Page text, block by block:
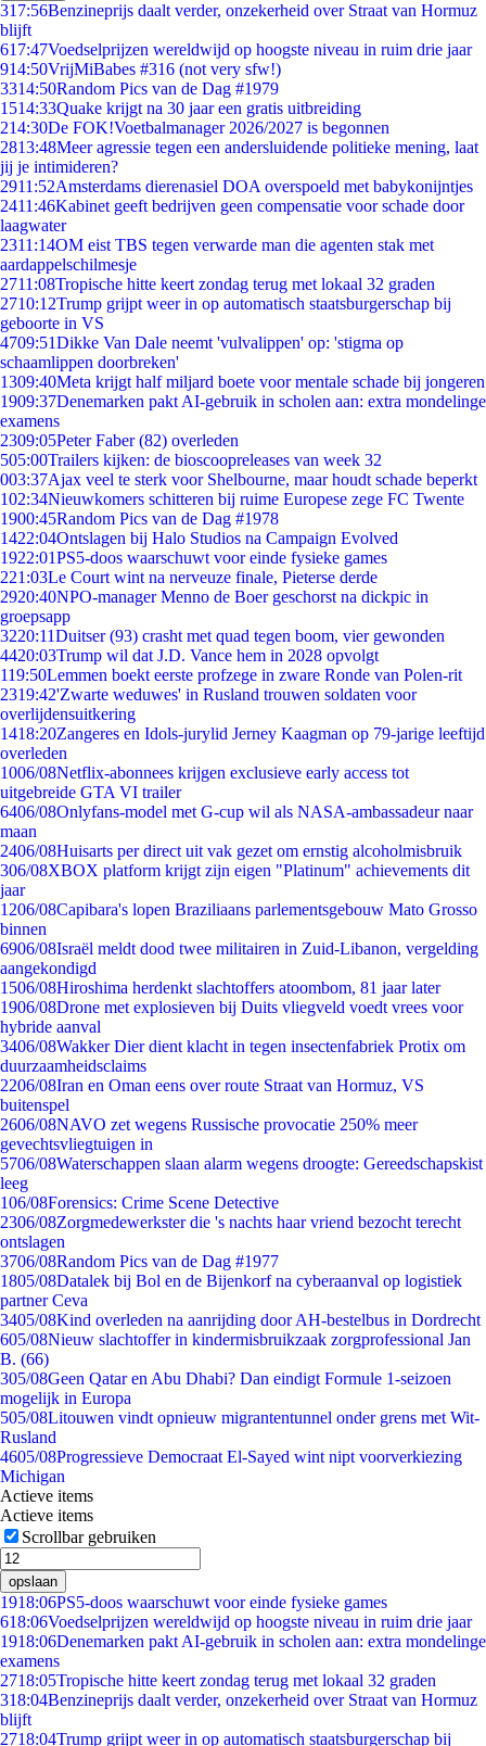
317:56Benzineprijs daalt verder, onzekerheid over Straat van Hormuz
blijft
617:47Voedselprijzen wereldwijd op hoogste niveau in ruim drie jaar
914:50VrijMiBabes #316 (not very sfw!)
3314:50Random Pics van de Dag #1979
1514:33Quake krijgt na 30 jaar een gratis uitbreiding
214:30De FOK!Voetbalmanager 2026/2027 is begonnen
2813:48Meer agressie tegen een andersluidende politieke mening, laat
jij je intimideren?
2911:52Amsterdams dierenasiel DOA overspoeld met babykonijntjes
2411:46Kabinet geeft bedrijven geen compensatie voor schade door
laagwater
2311:14OM eist TBS tegen verwarde man die agenten stak met
aardappelschilmesje
2711:08Tropische hitte keert zondag terug met lokaal 32 graden
2710:12Trump grijpt weer in op automatisch staatsburgerschap bij
geboorte in VS
4709:51Dikke Van Dale neemt 'vulvalippen' op: 'stigma op
schaamlippen doorbreken'
1309:40Meta krijgt half miljard boete voor mentale schade bij jongeren
1909:37Denemarken pakt AI-gebruik in scholen aan: extra mondelinge
examens
2309:05Peter Faber (82) overleden
505:00Trailers kijken: de bioscoopreleases van week 32
003:37Ajax veel te sterk voor Shelbourne, maar houdt schade beperkt
102:34Nieuwkomers schitteren bij ruime Europese zege FC Twente
1900:45Random Pics van de Dag #1978
1422:04Ontslagen bij Halo Studios na Campaign Evolved
1922:01PS5-doos waarschuwt voor einde fysieke games
221:03Le Court wint na nerveuze finale, Pieterse derde
2920:40NPO-manager Menno de Boer geschorst na dickpic in
groepsapp
3220:11Duitser (93) crasht met quad tegen boom, vier gewonden
4420:03Trump wil dat J.D. Vance hem in 2028 opvolgt
119:50Lemmen boekt eerste profzege in zware Ronde van Polen-rit
2319:42'Zwarte weduwes' in Rusland trouwen soldaten voor
overlijdensuitkering
1418:20Zangeres en Idols-jurylid Jerney Kaagman op 79-jarige leeftijd
overleden
1006/08Netflix-abonnees krijgen exclusieve early access tot
uitgebreide GTA VI trailer
6406/08Onlyfans-model met G-cup wil als NASA-ambassadeur naar
maan
2406/08Huisarts per direct uit vak gezet om ernstig alcoholmisbruik
306/08XBOX platform krijgt zijn eigen "Platinum" achievements dit
jaar
1206/08Capibara's lopen Braziliaans parlementsgebouw Mato Grosso
binnen
6906/08Israël meldt dood twee militairen in Zuid-Libanon, vergelding
aangekondigd
1506/08Hiroshima herdenkt slachtoffers atoombom, 81 jaar later
1906/08Drone met explosieven bij Duits vliegveld voedt vrees voor
hybride aanval
3406/08Wakker Dier dient klacht in tegen insectenfabriek Protix om
duurzaamheidsclaims
2206/08Iran en Oman eens over route Straat van Hormuz, VS
buitenspel
2606/08NAVO zet wegens Russische provocatie 250% meer
gevechtsvliegtuigen in
5706/08Waterschappen slaan alarm wegens droogte: Gereedschapskist
leeg
106/08Forensics: Crime Scene Detective
2306/08Zorgmedewerkster die 's nachts haar vriend bezocht terecht
ontslagen
3706/08Random Pics van de Dag #1977
1805/08Datalek bij Bol en de Bijenkorf na cyberaanval op logistiek
partner Ceva
3405/08Kind overleden na aanrijding door AH-bestelbus in Dordrecht
605/08Nieuw slachtoffer in kindermisbruikzaak zorgprofessional Jan
B. (66)
305/08Geen Qatar en Abu Dhabi? Dan eindigt Formule 1-seizoen
mogelijk in Europa
505/08Litouwen vindt opnieuw migrantentunnel onder grens met Wit-
Rusland
4605/08Progressieve Democraat El-Sayed wint nipt voorverkiezing
Michigan
Actieve items
Actieve items
Scrollbar gebruiken
opslaan
1918:06PS5-doos waarschuwt voor einde fysieke games
618:06Voedselprijzen wereldwijd op hoogste niveau in ruim drie jaar
1918:06Denemarken pakt AI-gebruik in scholen aan: extra mondelinge
examens
2718:05Tropische hitte keert zondag terug met lokaal 32 graden
318:04Benzineprijs daalt verder, onzekerheid over Straat van Hormuz
blijft
2718:04Trump grijpt weer in op automatisch staatsburgerschap bij